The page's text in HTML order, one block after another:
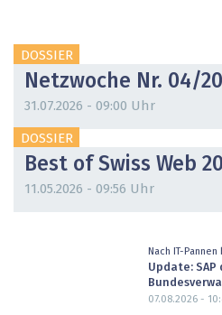
DOSSIER
Netzwoche Nr. 04/
31.07.2026 - 09:00 Uhr
DOSSIER
Best of Swiss Web
11.05.2026 - 09:56 Uhr
Nach IT-
Update:
07.08.2026 -